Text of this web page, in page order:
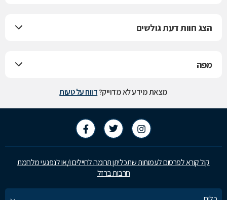
הצג חוות דעת גולשים
מפה
מצאת מידע לא מדוייק?דווח על טעות
קול קורא לפרסום לעמותות שתכליתן תרומה לחיילים ו/או לנפגעי מלחמת
חרבות ברזל